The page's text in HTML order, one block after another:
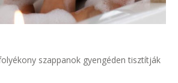
szappanok gyengéden tisztítják